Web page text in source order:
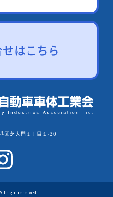
はこちら
区芝大門１丁目１-30
right reserved.